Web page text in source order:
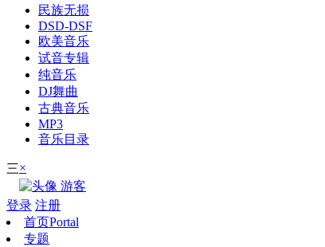
民族无损
DSD-DSF
欧美音乐
试音专辑
纯音乐
DJ舞曲
古典音乐
MP3
音乐目录
三×
游客
登录 注册
首页Portal
专题